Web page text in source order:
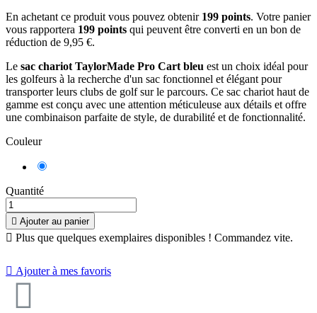
En achetant ce produit vous pouvez obtenir 199 points. Votre panier
vous rapportera 199 points qui peuvent être converti en un bon de
réduction de 9,95 €.
Le sac chariot TaylorMade Pro Cart bleu est un choix idéal pour
les golfeurs à la recherche d'un sac fonctionnel et élégant pour
transporter leurs clubs de golf sur le parcours. Ce sac chariot haut de
gamme est conçu avec une attention méticuleuse aux détails et offre
une combinaison parfaite de style, de durabilité et de fonctionnalité.
Couleur
Quantité
 Ajouter au panier
 Plus que quelques exemplaires disponibles ! Commandez vite.
 Ajouter à mes favoris